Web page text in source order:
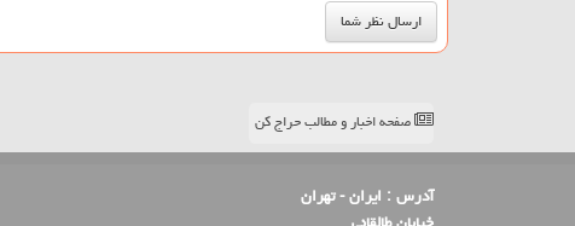
صفحه اخبار و مطالب حراج کن
آدرس : ایران - تهران